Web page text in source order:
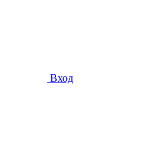
Вход